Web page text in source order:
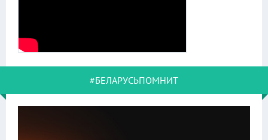
#БЕЛАРУСЬПОМНИТ